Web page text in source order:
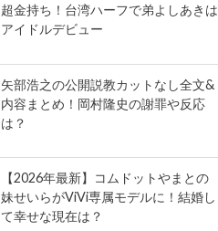
超金持ち！台湾ハーフで弟よしあきは
アイドルデビュー
矢部浩之の公開説教カットなし全文&
内容まとめ！岡村隆史の謝罪や反応
は？
【2026年最新】コムドットやまとの
妹せいらがViVi専属モデルに！結婚し
て幸せな現在は？